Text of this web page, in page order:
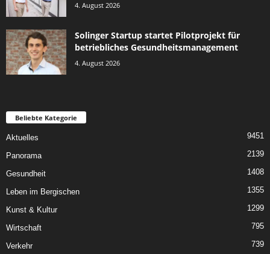
4. August 2026
Solinger Startup startet Pilotprojekt für
betriebliches Gesundheitsmanagement
4. August 2026
Beliebte Kategorie
Aktuelles 9451
Panorama 2139
Gesundheit 1408
Leben im Bergischen 1355
Kunst & Kultur 1299
Wirtschaft 795
Verkehr 739